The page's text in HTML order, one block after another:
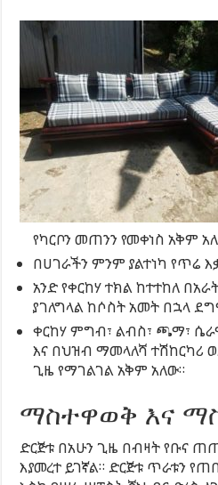
የካርቦን መጠንን የመቀነስ አቅም
በሀገራችን ምንም ያልተነካ የጥሬ
አንድ የቀርከሃ ተክል ከተተከለ
ያገለግላል ከሶስት አመት በኋላ
ቀርከሃ ምግብ፣ ልብስ፣ ጫማ፣
እና በህዝብ ማመላለሻ ተሽከርካሪ
ጊዜ የማገልገል አቅም አለው።
ማስተዋወቅ እና
ድርጅቱ በአሁን ጊዜ በብዛት የቡና
እያመረተ ይገኛል። ድርጅቱ ጥራቱን